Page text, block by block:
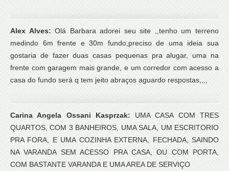
Alex Alves:Olá Barbara adorei seu site ,,tenho um terreno
medindo 6m frente e 30m fundo,preciso de uma ideia sua
gostaria de fazer duas casas pequenas pra alugar, uma na
frente com garagem mais grande, e um corredor com acesso a
casa do fundo será q tem jeito abraços aguardo respostas,,,,
Carina Angela Ossani Kasprzak: UMA CASA COM TRES
QUARTOS, COM 3 BANHEIROS, UMA SALA, UM ESCRITORIO
PRA FORA, E UMA COZINHA EXTERNA, FECHADA, SAINDO
NA VARANDA SEM ACESSO PRA CASA, OU COM PORTA,
COM BASTANTE VARANDA E UMA AREA DE SERVIÇO